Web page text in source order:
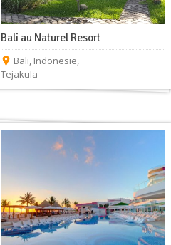
Bali au Naturel Resort
Bali, Indonesië,
Tejakula